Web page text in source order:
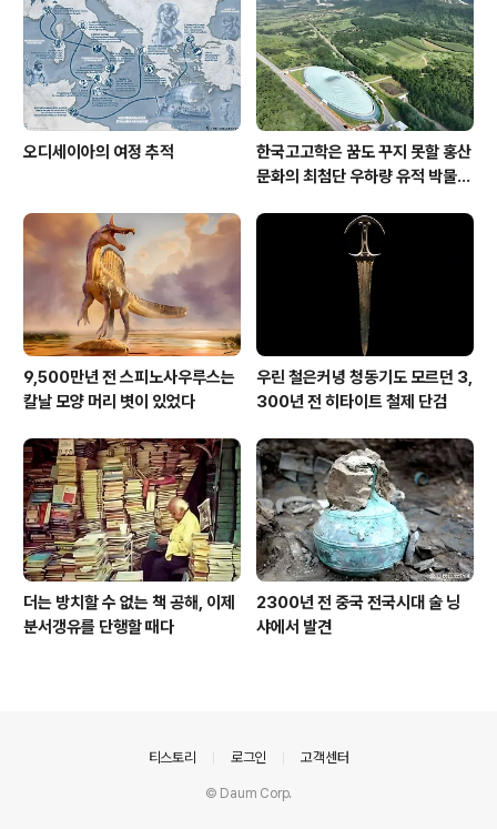
오디세이아의 여정 추적
한국고고학은 꿈도 꾸지 못할 홍산
문화의 최첨단 우하량 유적 박물관
9,500만년 전 스피노사우루스는
칼날 모양 머리 볏이 있었다
우린 철은커녕 청동기도 모르던 3,
300년 전 히타이트 철제 단검
더는 방치할 수 없는 책 공해, 이제
분서갱유를 단행할 때다
2300년 전 중국 전국시대 술 닝
샤에서 발견
티스토리 로그인 고객센터
© Daum Corp.